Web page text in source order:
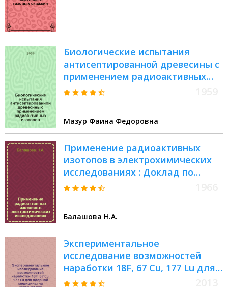
Биологические испытания
антисептированной древесины с
применением радиоактивных
изотопов
Мазур Фаина Федоровна
Применение радиоактивных
изотопов в электрохимических
исследованиях : Доклад по
работам на соискание учен.
Балашова Н.А.
Экспериментальное
исследование возможностей
наработки 18F, 67 Cu, 177 Lu для
ядерной медицины на